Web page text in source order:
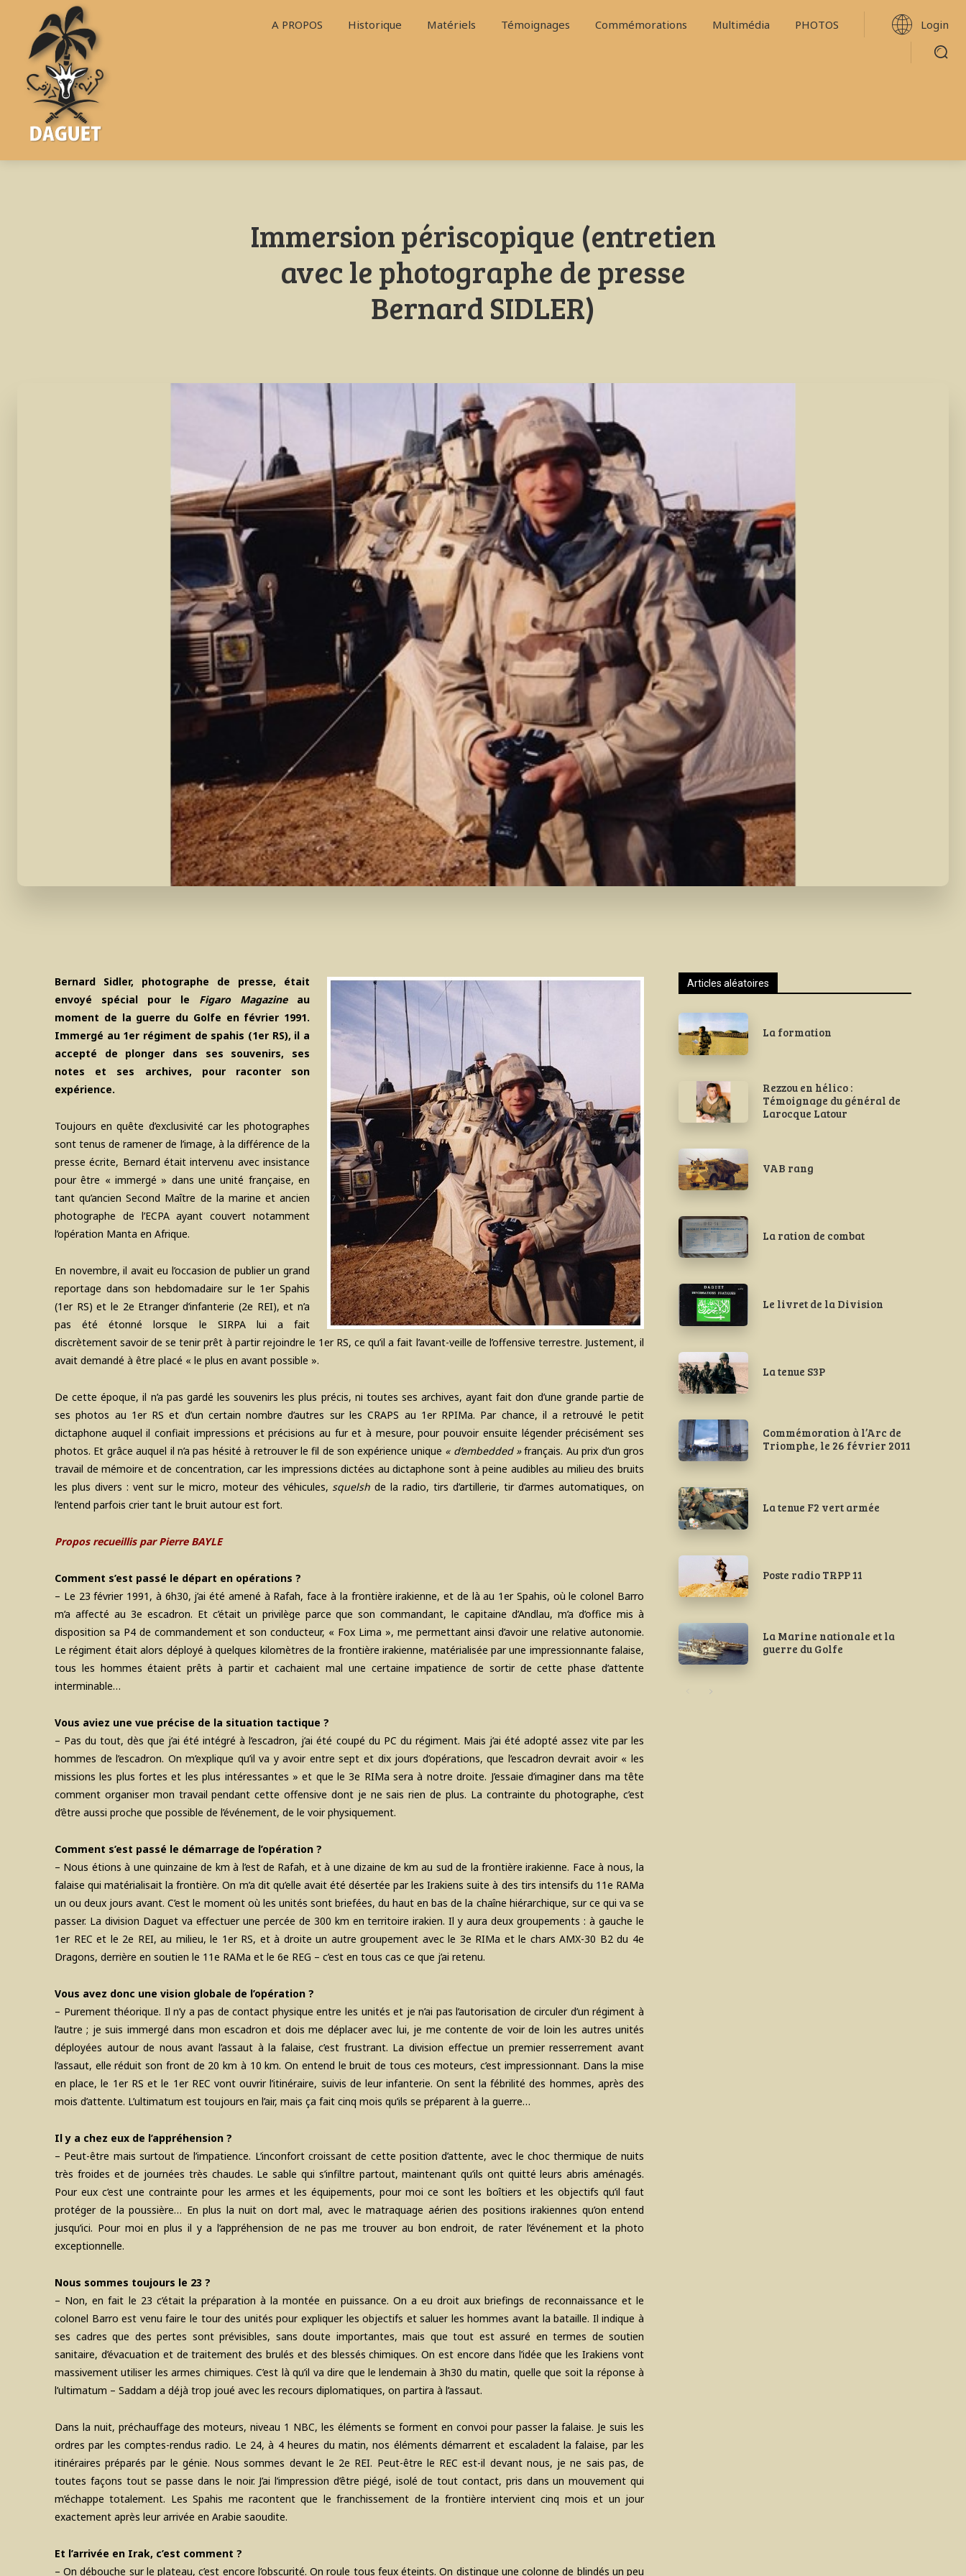
A PROPOS Historique Matériels Témoignages Commémorations Multimédia PHOTOS Login
Immersion périscopique (entretien
avec le photographe de presse
Bernard SIDLER)
Bernard Sidler, photographe de presse, était
envoyé spécial pour le Figaro Magazineau
moment de la guerre du Golfe en février 1991.
Immergé au 1er régiment de spahis (1er RS), il a
accepté de plonger dans ses souvenirs, ses
notes et ses archives, pour raconter son
expérience.
Toujours en quête d’exclusivité car les photographes
sont tenus de ramener de l’image, à la différence de la
presse écrite, Bernard était intervenu avec insistance
pour être « immergé » dans une unité française, en
tant qu’ancien Second Maître de la marine et ancien
photographe de l’ECPA ayant couvert notamment
l’opération Manta en Afrique.
En novembre, il avait eu l’occasion de publier un grand
reportage dans son hebdomadaire sur le 1er Spahis
(1er RS) et le 2e Etranger d’infanterie (2e REI), et n’a
pas été étonné lorsque le SIRPA lui a fait
discrètement savoir de se tenir prêt à partir rejoindre le 1er RS, ce qu’il a fait l’avant-veille de l’offensive terrestre. Justement, il
avait demandé à être placé « le plus en avant possible ».
De cette époque, il n’a pas gardé les souvenirs les plus précis, ni toutes ses archives, ayant fait don d’une grande partie de
ses photos au 1er RS et d’un certain nombre d’autres sur les CRAPS au 1er RPIMa. Par chance, il a retrouvé le petit
dictaphone auquel il confiait impressions et précisions au fur et à mesure, pour pouvoir ensuite légender précisément ses
photos. Et grâce auquel il n’a pas hésité à retrouver le fil de son expérience unique « d’embedded »français. Au prix d’un gros
travail de mémoire et de concentration, car les impressions dictées au dictaphone sont à peine audibles au milieu des bruits
les plus divers : vent sur le micro, moteur des véhicules, squelsh de la radio, tirs d’artillerie, tir d’armes automatiques, on
l’entend parfois crier tant le bruit autour est fort.
Propos recueillis par Pierre BAYLE
Comment s’est passé le départ en opérations ?
– Le 23 février 1991, à 6h30, j’ai été amené à Rafah, face à la frontière irakienne, et de là au 1er Spahis, où le colonel Barro
m’a affecté au 3e escadron. Et c’était un privilège parce que son commandant, le capitaine d’Andlau, m’a d’office mis à
disposition sa P4 de commandement et son conducteur, « Fox Lima », me permettant ainsi d’avoir une relative autonomie.
Le régiment était alors déployé à quelques kilomètres de la frontière irakienne, matérialisée par une impressionnante falaise,
tous les hommes étaient prêts à partir et cachaient mal une certaine impatience de sortir de cette phase d’attente
interminable…
Vous aviez une vue précise de la situation tactique ?
– Pas du tout, dès que j’ai été intégré à l’escadron, j’ai été coupé du PC du régiment. Mais j’ai été adopté assez vite par les
hommes de l’escadron. On m’explique qu’il va y avoir entre sept et dix jours d’opérations, que l’escadron devrait avoir « les
missions les plus fortes et les plus intéressantes » et que le 3e RIMa sera à notre droite. J’essaie d’imaginer dans ma tête
comment organiser mon travail pendant cette offensive dont je ne sais rien de plus. La contrainte du photographe, c’est
d’être aussi proche que possible de l’événement, de le voir physiquement.
Comment s’est passé le démarrage de l’opération ?
– Nous étions à une quinzaine de km à l’est de Rafah, et à une dizaine de km au sud de la frontière irakienne. Face à nous, la
falaise qui matérialisait la frontière. On m’a dit qu’elle avait été désertée par les Irakiens suite à des tirs intensifs du 11e RAMa
un ou deux jours avant. C’est le moment où les unités sont briefées, du haut en bas de la chaîne hiérarchique, sur ce qui va se
passer. La division Daguet va effectuer une percée de 300 km en territoire irakien. Il y aura deux groupements : à gauche le
1er REC et le 2e REI, au milieu, le 1er RS, et à droite un autre groupement avec le 3e RIMa et le chars AMX-30 B2 du 4e
Dragons, derrière en soutien le 11e RAMa et le 6e REG – c’est en tous cas ce que j’ai retenu.
Vous avez donc une vision globale de l’opération ?
– Purement théorique. Il n’y a pas de contact physique entre les unités et je n’ai pas l’autorisation de circuler d’un régiment à
l’autre ; je suis immergé dans mon escadron et dois me déplacer avec lui, je me contente de voir de loin les autres unités
déployées autour de nous avant l’assaut à la falaise, c’est frustrant. La division effectue un premier resserrement avant
l’assaut, elle réduit son front de 20 km à 10 km. On entend le bruit de tous ces moteurs, c’est impressionnant. Dans la mise
en place, le 1er RS et le 1er REC vont ouvrir l’itinéraire, suivis de leur infanterie. On sent la fébrilité des hommes, après des
mois d’attente. L’ultimatum est toujours en l’air, mais ça fait cinq mois qu’ils se préparent à la guerre…
Il y a chez eux de l’appréhension ?
– Peut-être mais surtout de l’impatience. L’inconfort croissant de cette position d’attente, avec le choc thermique de nuits
très froides et de journées très chaudes. Le sable qui s’infiltre partout, maintenant qu’ils ont quitté leurs abris aménagés.
Pour eux c’est une contrainte pour les armes et les équipements, pour moi ce sont les boîtiers et les objectifs qu’il faut
protéger de la poussière… En plus la nuit on dort mal, avec le matraquage aérien des positions irakiennes qu’on entend
jusqu’ici. Pour moi en plus il y a l’appréhension de ne pas me trouver au bon endroit, de rater l’événement et la photo
exceptionnelle.
Nous sommes toujours le 23 ?
– Non, en fait le 23 c’était la préparation à la montée en puissance. On a eu droit aux briefings de reconnaissance et le
colonel Barro est venu faire le tour des unités pour expliquer les objectifs et saluer les hommes avant la bataille. Il indique à
ses cadres que des pertes sont prévisibles, sans doute importantes, mais que tout est assuré en termes de soutien
sanitaire, d’évacuation et de traitement des brulés et des blessés chimiques. On est encore dans l’idée que les Irakiens vont
massivement utiliser les armes chimiques. C’est là qu’il va dire que le lendemain à 3h30 du matin, quelle que soit la réponse à
l’ultimatum – Saddam a déjà trop joué avec les recours diplomatiques, on partira à l’assaut.
Dans la nuit, préchauffage des moteurs, niveau 1 NBC, les éléments se forment en convoi pour passer la falaise. Je suis les
ordres par les comptes-rendus radio. Le 24, à 4 heures du matin, nos éléments démarrent et escaladent la falaise, par les
itinéraires préparés par le génie. Nous sommes devant le 2e REI. Peut-être le REC est-il devant nous, je ne sais pas, de
toutes façons tout se passe dans le noir. J’ai l’impression d’être piégé, isolé de tout contact, pris dans un mouvement qui
m’échappe totalement. Les Spahis me racontent que le franchissement de la frontière intervient cinq mois et un jour
exactement après leur arrivée en Arabie saoudite.
Et l’arrivée en Irak, c’est comment ?
– On débouche sur le plateau, c’est encore l’obscurité. On roule tous feux éteints. On distingue une colonne de blindés un peu
Articles aléatoires
La formation
Rezzou en hélico :
Témoignage du général de
Larocque Latour
VAB rang
La ration de combat
Le livret de la Division
La tenue S3P
Commémoration à l’Arc de
Triomphe, le 26 février 2011
La tenue F2 vert armée
Poste radio TRPP 11
La Marine nationale et la
guerre du Golfe